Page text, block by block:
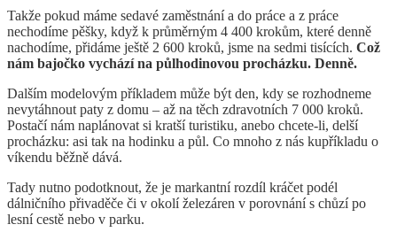
Takže pokud máme sedavé zaměstnání a do práce a z práce
nechodíme pěšky, když k průměrným 4 400 krokům, které denně
nachodíme, přidáme ještě 2 600 kroků, jsme na sedmi tisících. Což
nám bajočko vychází na půlhodinovou procházku. Denně.
Dalším modelovým příkladem může být den, kdy se rozhodneme
nevytáhnout paty z domu – až na těch zdravotních 7 000 kroků.
Postačí nám naplánovat si kratší turistiku, anebo chcete-li, delší
procházku: asi tak na hodinku a půl. Co mnoho z nás kupříkladu o
víkendu běžně dává.
Tady nutno podotknout, že je markantní rozdíl kráčet podél
dálničního přivaděče či v okolí železáren v porovnání s chůzí po
lesní cestě nebo v parku.